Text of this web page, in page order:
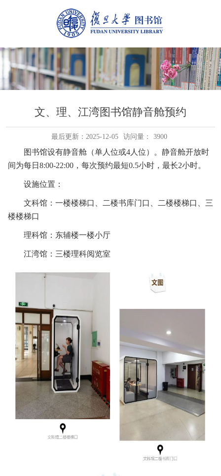
文、理、江湾图书馆静音舱预约
最后更新：2025-12-05 访问量： 3900
图书馆设有静音舱（单人位或4人位）。 静音舱开放时
间为每日8:00-22:00，每次预约最短0.5小时，最长2小时。
设施位置：
文科馆：一楼楼梯口、二楼书库门口、二楼楼梯口、三
楼楼梯口
理科馆：东辅楼一楼小厅
江湾馆：三楼理科阅览室